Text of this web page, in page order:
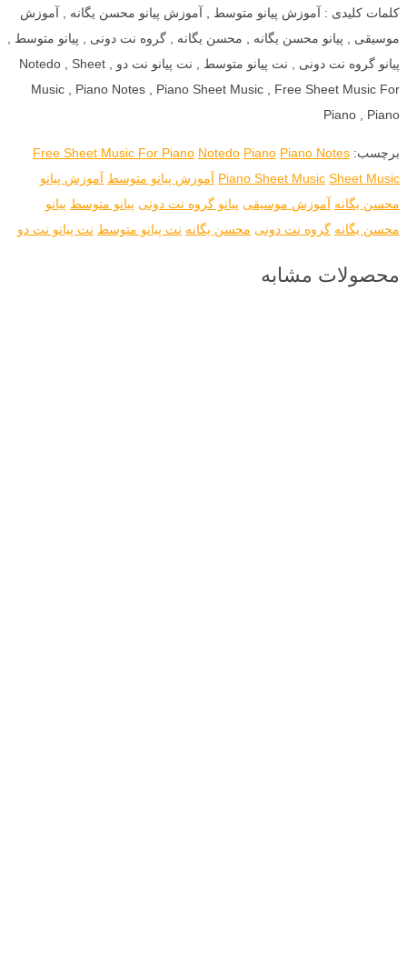
کلمات کلیدی : آموزش پیانو متوسط , آموزش پیانو محسن یگانه , آموزش
موسیقی , پیانو محسن یگانه , محسن یگانه , گروه نت دونی , پیانو متوسط ,
پیانو گروه نت دونی , نت پیانو متوسط , نت پیانو نت دو , Notedo , Sheet
Music , Piano Notes , Piano Sheet Music , Free Sheet Music For
Piano , Piano
برچسب: Free Sheet Music For Piano Notedo Piano Piano Notes
Piano Sheet Music Sheet Music آموزش پیانو متوسط آموزش پیانو
محسن یگانه آموزش موسیقی پیانو گروه نت دونی پیانو متوسط پیانو
محسن یگانه گروه نت دونی محسن یگانه نت پیانو متوسط نت پیانو نت دو
محصولات مشابه